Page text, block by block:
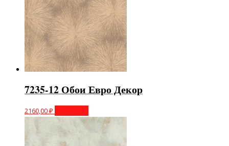
7235-12 Обои Евро Декор
2160,00₽